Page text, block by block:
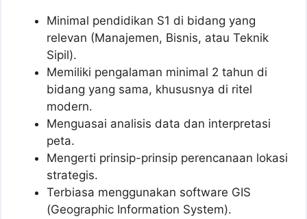
Minimal pendidikan S1 di bidang yang
relevan (Manajemen, Bisnis, atau Teknik
Sipil).
Memiliki pengalaman minimal 2 tahun di
bidang yang sama, khususnya di ritel
modern.
Menguasai analisis data dan interpretasi
peta.
Mengerti prinsip-prinsip perencanaan lokasi
strategis.
Terbiasa menggunakan software GIS
(Geographic Information System).